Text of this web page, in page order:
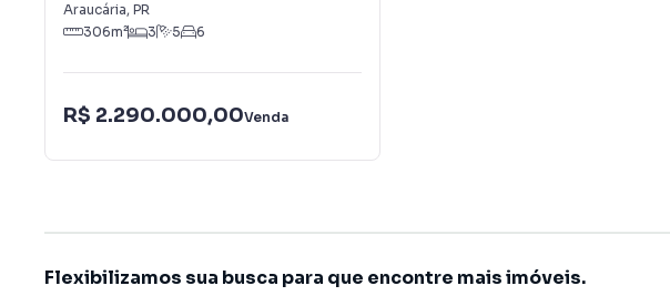
Araucária, PR
306m² 3 5 6
R$ 2.290.000,00Venda
Flexibilizamos sua busca para que encontre mais imóveis.